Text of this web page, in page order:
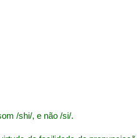
/shi/, e não /si/.